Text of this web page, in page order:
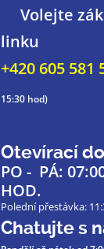
Volejte
linku
+420 605 581
15:30 hod)
Otevírací
PO - PÁ:
HOD.
Polední přestávka:
Chatujte s